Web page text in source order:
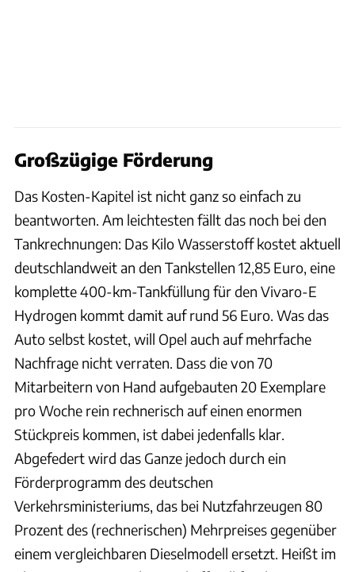
Großzügige Förderung
Das Kosten-Kapitel ist nicht ganz so einfach zu
beantworten. Am leichtesten fällt das noch bei den
Tankrechnungen: Das Kilo Wasserstoff kostet aktuell
deutschlandweit an den Tankstellen 12,85 Euro, eine
komplette 400-km-Tankfüllung für den Vivaro-E
Hydrogen kommt damit auf rund 56 Euro. Was das
Auto selbst kostet, will Opel auch auf mehrfache
Nachfrage nicht verraten. Dass die von 70
Mitarbeitern von Hand aufgebauten 20 Exemplare
pro Woche rein rechnerisch auf einen enormen
Stückpreis kommen, ist dabei jedenfalls klar.
Abgefedert wird das Ganze jedoch durch ein
Förderprogramm des deutschen
Verkehrsministeriums, das bei Nutzfahrzeugen 80
Prozent des (rechnerischen) Mehrpreises gegenüber
einem vergleichbaren Dieselmodell ersetzt. Heißt im